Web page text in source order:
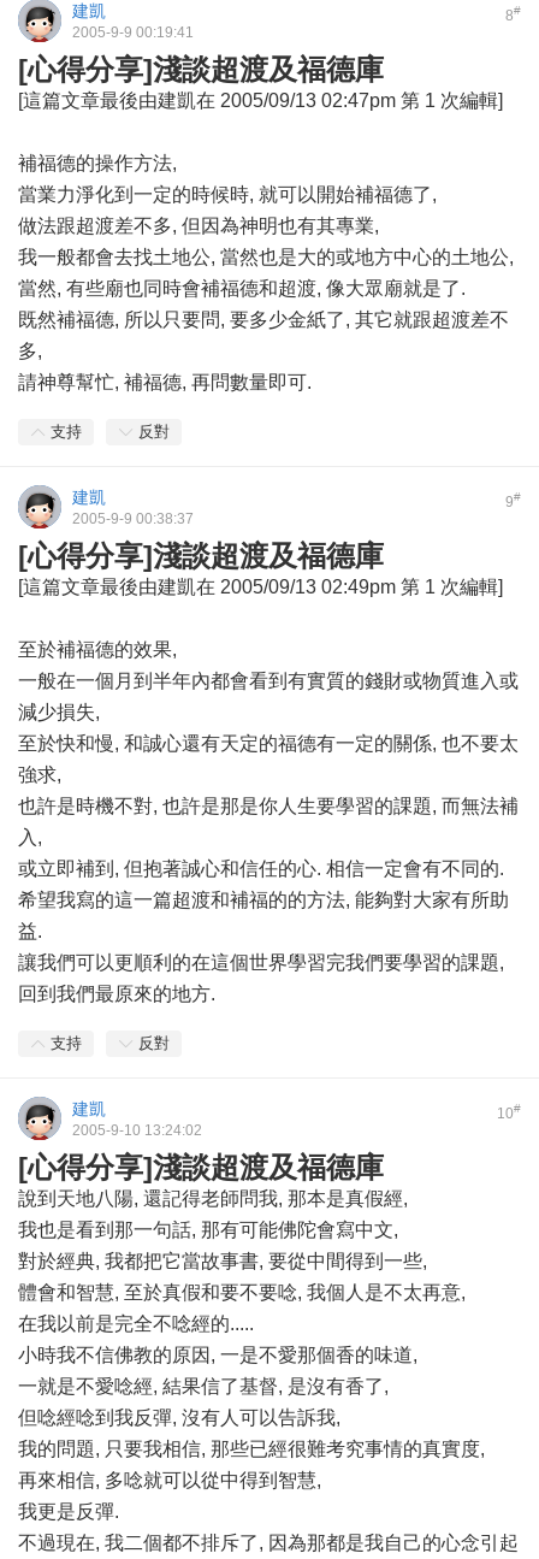
8#
建凱
2005-9-9 00:19:41
[心得分享]淺談超渡及福德庫
[這篇文章最後由建凱在 2005/09/13 02:47pm 第 1 次編輯]
補福德的操作方法,
當業力淨化到一定的時候時, 就可以開始補福德了,
做法跟超渡差不多, 但因為神明也有其專業,
我一般都會去找土地公, 當然也是大的或地方中心的土地公,
當然, 有些廟也同時會補福德和超渡, 像大眾廟就是了.
既然補福德, 所以只要問, 要多少金紙了, 其它就跟超渡差不
多,
請神尊幫忙, 補福德, 再問數量即可.
支持 反對
9#
建凱
2005-9-9 00:38:37
[心得分享]淺談超渡及福德庫
[這篇文章最後由建凱在 2005/09/13 02:49pm 第 1 次編輯]
至於補福德的效果,
一般在一個月到半年內都會看到有實質的錢財或物質進入或
減少損失,
至於快和慢, 和誠心還有天定的福德有一定的關係, 也不要太
強求,
也許是時機不對, 也許是那是你人生要學習的課題, 而無法補
入,
或立即補到, 但抱著誠心和信任的心. 相信一定會有不同的.
希望我寫的這一篇超渡和補福的的方法, 能夠對大家有所助
益.
讓我們可以更順利的在這個世界學習完我們要學習的課題,
回到我們最原來的地方.
支持 反對
10#
建凱
2005-9-10 13:24:02
[心得分享]淺談超渡及福德庫
說到天地八陽, 還記得老師問我, 那本是真假經,
我也是看到那一句話, 那有可能佛陀會寫中文,
對於經典, 我都把它當故事書, 要從中間得到一些,
體會和智慧, 至於真假和要不要唸, 我個人是不太再意,
在我以前是完全不唸經的.....
小時我不信佛教的原因, 一是不愛那個香的味道,
一就是不愛唸經, 結果信了基督, 是沒有香了,
但唸經唸到我反彈, 沒有人可以告訴我,
我的問題, 只要我相信, 那些已經很難考究事情的真實度,
再來相信, 多唸就可以從中得到智慧,
我更是反彈.
不過現在, 我二個都不排斥了, 因為那都是我自己的心念引起